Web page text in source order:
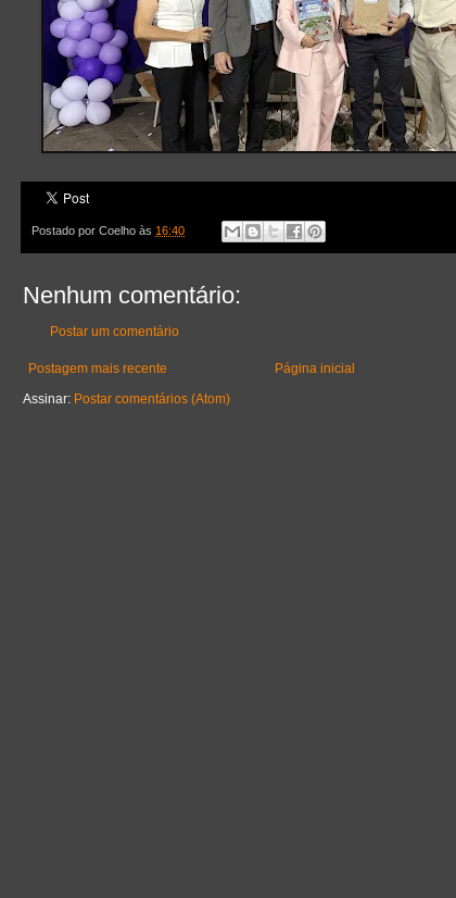
Postado por Coelho às 16:40
Nenhum comentário:
Postar um comentário
Postagem mais recente
Página inicial
Assinar: Postar comentários (Atom)